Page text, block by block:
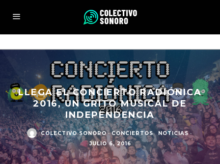
LLEGA EL CONCIERTO RADIÓNICA
2016, UN GRITO MUSICAL DE
INDEPENDENCIA
COLECTIVO SONORO · CONCIERTOS NOTICIAS ·
JULIO 6, 2016